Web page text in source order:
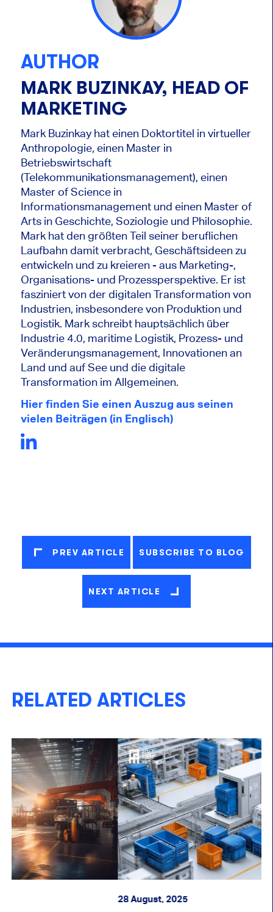
AUTHOR
MARK BUZINKAY, HEAD OF
MARKETING
Mark Buzinkay hat einen Doktortitel in virtueller
Anthropologie, einen Master in
Betriebswirtschaft
(Telekommunikationsmanagement), einen
Master of Science in
Informationsmanagement und einen Master of
Arts in Geschichte, Soziologie und Philosophie.
Mark hat den größten Teil seiner beruflichen
Laufbahn damit verbracht, Geschäftsideen zu
entwickeln und zu kreieren - aus Marketing-,
Organisations- und Prozessperspektive. Er ist
fasziniert von der digitalen Transformation von
Industrien, insbesondere von Produktion und
Logistik. Mark schreibt hauptsächlich über
Industrie 4.0, maritime Logistik, Prozess- und
Veränderungsmanagement, Innovationen an
Land und auf See und die digitale
Transformation im Allgemeinen.
Hier finden Sie einen Auszug aus seinen
vielen Beiträgen (in Englisch)
PREV ARTICLE SUBSCRIBE TO BLOG
NEXT ARTICLE
RELATED ARTICLES